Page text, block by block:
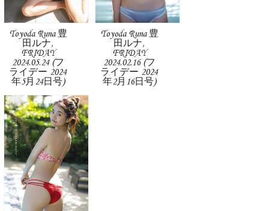
Toyoda Runa 豊
田ルナ,
FRIDAY
2024.05.24 (フ
ライデー 2024
年5月24日号)
Toyoda Runa 豊
田ルナ,
FRIDAY
2024.02.16 (フ
ライデー 2024
年2月16日号)